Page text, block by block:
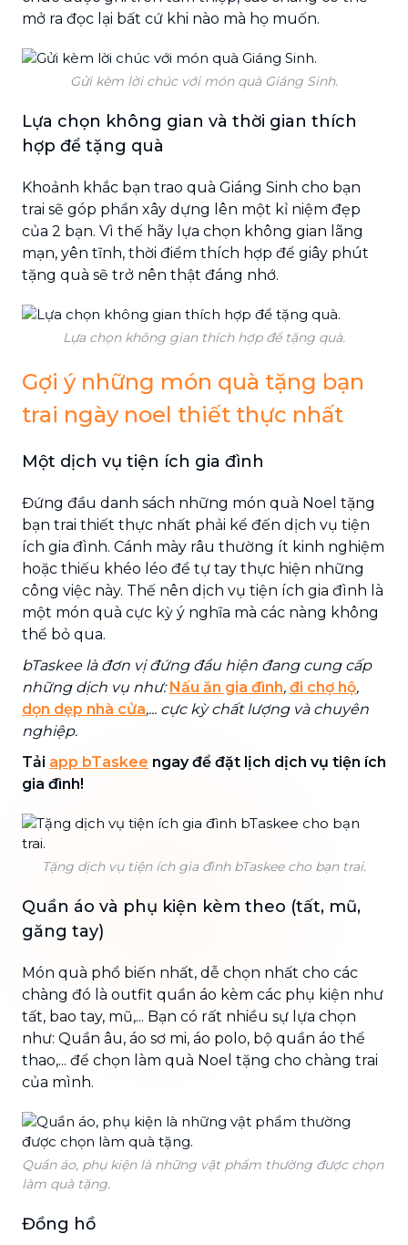
mở ra đọc lại bất cứ khi nào mà họ muốn.
Gửi kèm lời chúc với món quà Giáng Sinh.
Lựa chọn không gian và thời gian thích
hợp để tặng quà
Khoảnh khắc bạn trao quà Giáng Sinh cho bạn
trai sẽ góp phần xây dựng lên một kỉ niệm đẹp
của 2 bạn. Vì thế hãy lựa chọn không gian lãng
mạn, yên tĩnh, thời điểm thích hợp để giây phút
tặng quà sẽ trở nên thật đáng nhớ.
Lựa chọn không gian thích hợp để tặng quà.
Gợi ý những món quà tặng bạn
trai ngày noel thiết thực nhất
Một dịch vụ tiện ích gia đình
Đứng đầu danh sách những món quà Noel tặng
bạn trai thiết thực nhất phải kể đến dịch vụ tiện
ích gia đình. Cánh mày râu thường ít kinh nghiệm
hoặc thiếu khéo léo để tự tay thực hiện những
công việc này. Thế nên dịch vụ tiện ích gia đình là
một món quà cực kỳ ý nghĩa mà các nàng không
thể bỏ qua.
bTaskee là đơn vị đứng đầu hiện đang cung cấp
những dịch vụ như:Nấu ăn gia đình, đi chợ hộ,
dọn dẹp nhà cửa,... cực kỳ chất lượng và chuyên
nghiệp.
Tải app bTaskee ngay để đặt lịch dịch vụ tiện ích
gia đình!
Tặng dịch vụ tiện ích gia đình bTaskee cho bạn trai.
Quần áo và phụ kiện kèm theo (tất, mũ,
găng tay)
Món quà phổ biến nhất, dễ chọn nhất cho các
chàng đó là outfit quần áo kèm các phụ kiện như
tất, bao tay, mũ,... Bạn có rất nhiều sự lựa chọn
như: Quần âu, áo sơ mi, áo polo, bộ quần áo thể
thao,... để chọn làm quà Noel tặng cho chàng trai
của mình.
Quần áo, phụ kiện là những vật phẩm thường được chọn
làm quà tặng.
Đồng hồ